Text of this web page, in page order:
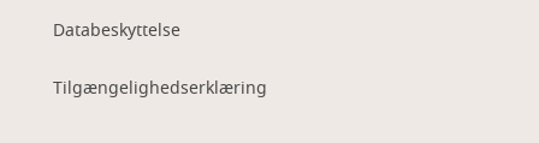
Databeskyttelse
Tilgængelighedserklæring